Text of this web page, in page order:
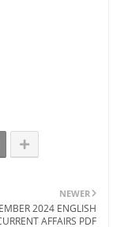
NEWER
2024 ENGLISH
AFFAIRS PDF